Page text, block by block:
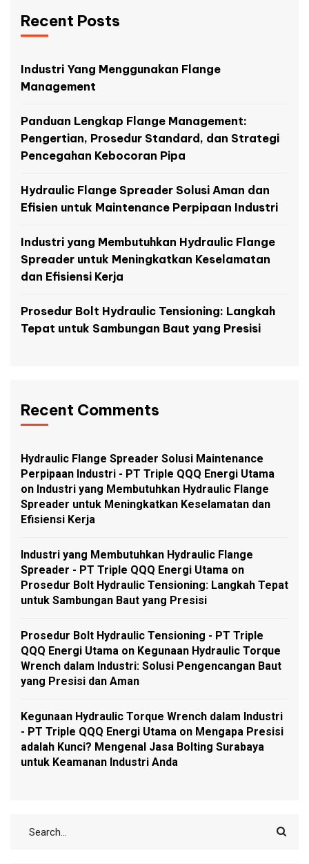
Recent Posts
Industri Yang Menggunakan Flange
Management
Panduan Lengkap Flange Management:
Pengertian, Prosedur Standard, dan Strategi
Pencegahan Kebocoran Pipa
Hydraulic Flange Spreader Solusi Aman dan
Efisien untuk Maintenance Perpipaan Industri
Industri yang Membutuhkan Hydraulic Flange
Spreader untuk Meningkatkan Keselamatan
dan Efisiensi Kerja
Prosedur Bolt Hydraulic Tensioning: Langkah
Tepat untuk Sambungan Baut yang Presisi
Recent Comments
Hydraulic Flange Spreader Solusi Maintenance
Perpipaan Industri - PT Triple QQQ Energi Utama
on Industri yang Membutuhkan Hydraulic Flange
Spreader untuk Meningkatkan Keselamatan dan
Efisiensi Kerja
Industri yang Membutuhkan Hydraulic Flange
Spreader - PT Triple QQQ Energi Utama on
Prosedur Bolt Hydraulic Tensioning: Langkah Tepat
untuk Sambungan Baut yang Presisi
Prosedur Bolt Hydraulic Tensioning - PT Triple
QQQ Energi Utama on Kegunaan Hydraulic Torque
Wrench dalam Industri: Solusi Pengencangan Baut
yang Presisi dan Aman
Kegunaan Hydraulic Torque Wrench dalam Industri
- PT Triple QQQ Energi Utama on Mengapa Presisi
adalah Kunci? Mengenal Jasa Bolting Surabaya
untuk Keamanan Industri Anda